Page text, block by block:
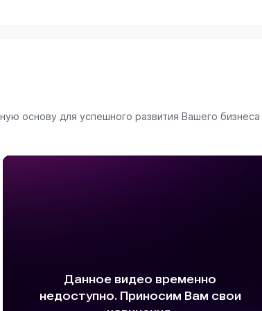
основу для успешного развития Вашего бизнеса